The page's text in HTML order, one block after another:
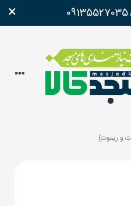
09135527035
×
و ریموت)